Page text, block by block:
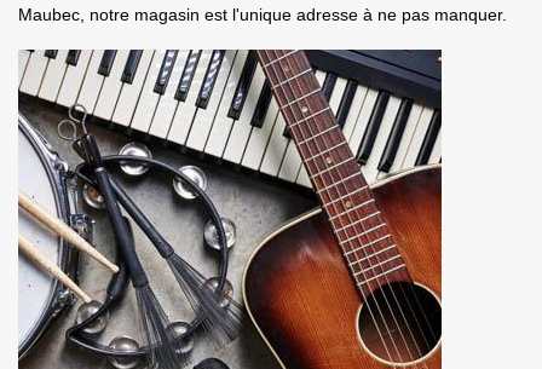
Maubec, notre magasin est l'unique adresse à ne pas manquer.